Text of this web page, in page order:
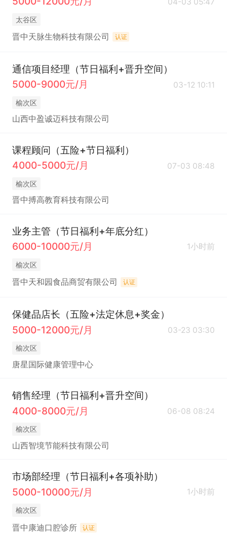
太谷区
晋中天脉生物科技有限公司 认证
通信项目经理（节日福利+晋升空间）
5000-9000元/月
03-12 10:11
榆次区
山西中盈诚迈科技有限公司
课程顾问（五险+节日福利）
4000-5000元/月
07-03 08:48
榆次区
晋中搏高教育科技有限公司
业务主管（节日福利+年底分红）
6000-10000元/月
1小时前
榆次区
晋中‬天和园食品商贸‬有限公司 认证
保健品店长（五险+法定休息+奖金）
5000-12000元/月
03-23 03:30
榆次区
唐星国际健康管理中心
销售经理（节日福利+晋升空间）
4000-8000元/月
06-08 08:24
榆次区
山西智境节能科技有限公司
市场部经理（节日福利+各项补助）
5000-10000元/月
1小时前
榆次区
晋中康迪口腔诊所 认证